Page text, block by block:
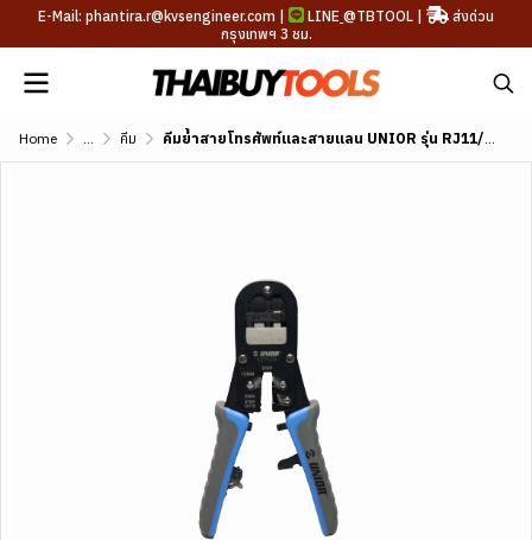
E-Mail: phantira.r@kvsengineer.com | LINE @TBTOOL |
ส่งด่วน
กรุงเทพฯ 3 ชม.
Home ... คีม คีมย้ำสายโทรศัพท์และสายแลน UNIOR รุ่น RJ11/RJ45